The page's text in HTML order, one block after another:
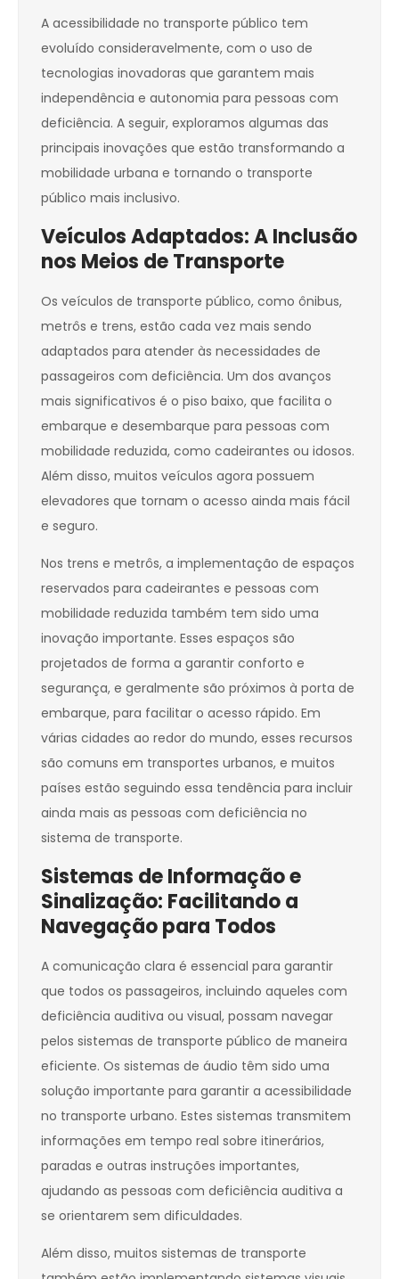
A acessibilidade no transporte público tem
evoluído consideravelmente, com o uso de
tecnologias inovadoras que garantem mais
independência e autonomia para pessoas com
deficiência. A seguir, exploramos algumas das
principais inovações que estão transformando a
mobilidade urbana e tornando o transporte
público mais inclusivo.
Veículos Adaptados: A Inclusão
nos Meios de Transporte
Os veículos de transporte público, como ônibus,
metrôs e trens, estão cada vez mais sendo
adaptados para atender às necessidades de
passageiros com deficiência. Um dos avanços
mais significativos é o piso baixo, que facilita o
embarque e desembarque para pessoas com
mobilidade reduzida, como cadeirantes ou idosos.
Além disso, muitos veículos agora possuem
elevadores que tornam o acesso ainda mais fácil
e seguro.
Nos trens e metrôs, a implementação de espaços
reservados para cadeirantes e pessoas com
mobilidade reduzida também tem sido uma
inovação importante. Esses espaços são
projetados de forma a garantir conforto e
segurança, e geralmente são próximos à porta de
embarque, para facilitar o acesso rápido. Em
várias cidades ao redor do mundo, esses recursos
são comuns em transportes urbanos, e muitos
países estão seguindo essa tendência para incluir
ainda mais as pessoas com deficiência no
sistema de transporte.
Sistemas de Informação e
Sinalização: Facilitando a
Navegação para Todos
A comunicação clara é essencial para garantir
que todos os passageiros, incluindo aqueles com
deficiência auditiva ou visual, possam navegar
pelos sistemas de transporte público de maneira
eficiente. Os sistemas de áudio têm sido uma
solução importante para garantir a acessibilidade
no transporte urbano. Estes sistemas transmitem
informações em tempo real sobre itinerários,
paradas e outras instruções importantes,
ajudando as pessoas com deficiência auditiva a
se orientarem sem dificuldades.
Além disso, muitos sistemas de transporte